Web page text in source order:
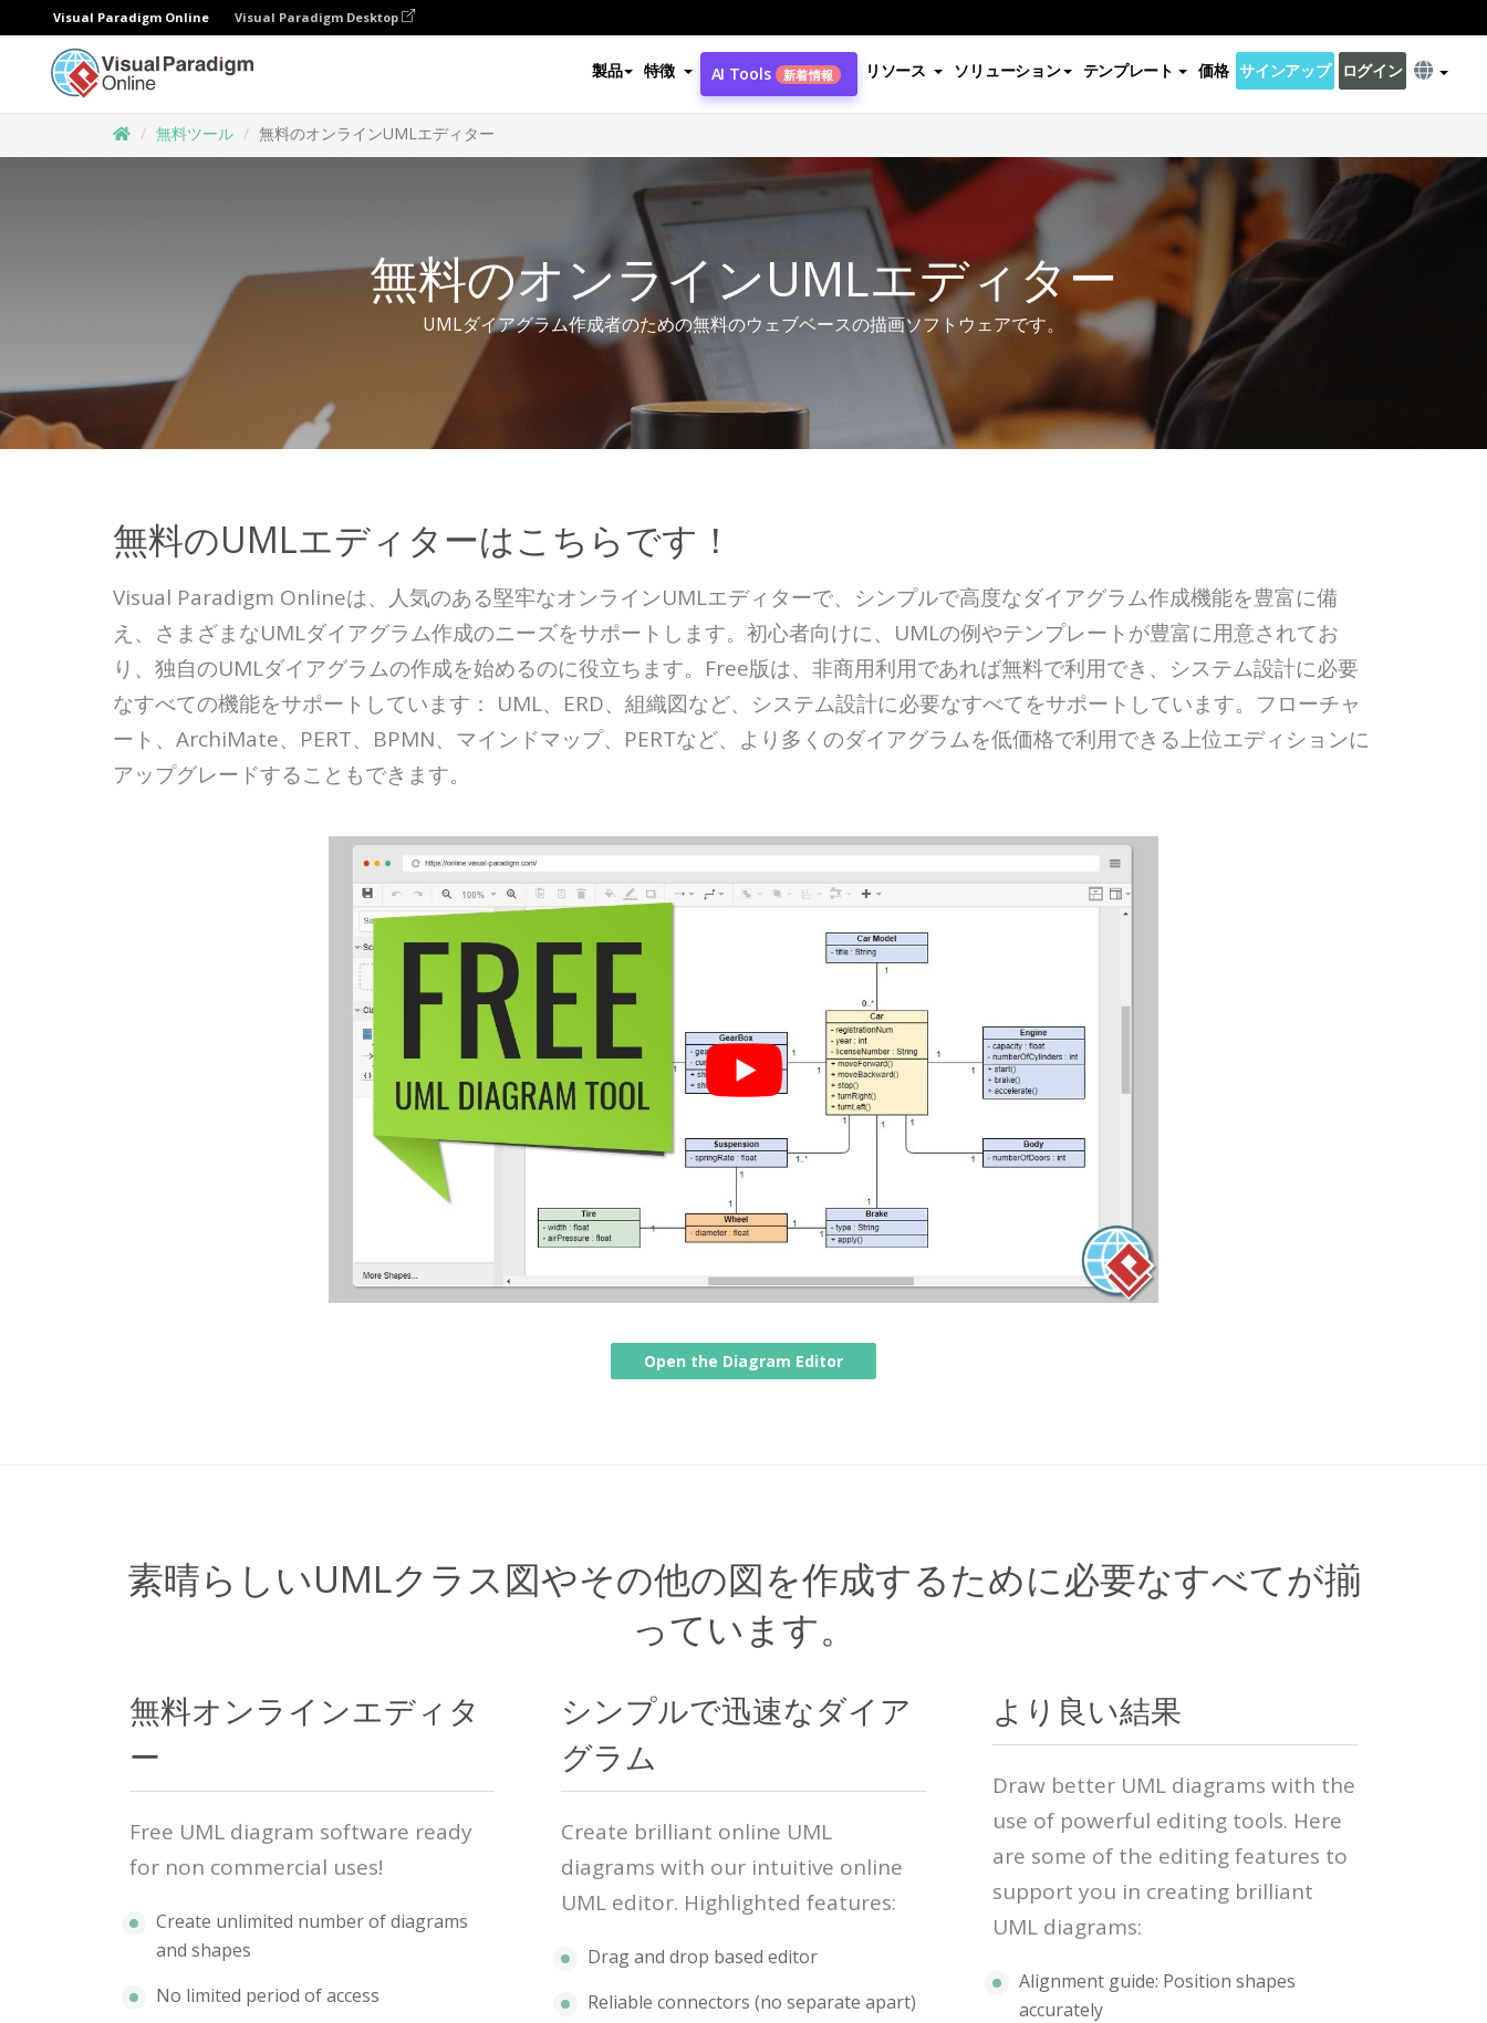
Visual Paradigm Online Visual Paradigm Desktop
製品 特徴 AI Tools 新着情報 リソース ソリューション テンプレート 価格 サインアップ ログイン
無料ツール 無料のオンラインUMLエディター
無料のオンラインUMLエディター
UMLダイアグラム作成者のための無料のウェブベースの描画ソフトウェアです。
無料のUMLエディターはこちらです！
Visual Paradigm Onlineは、人気のある堅牢なオンラインUMLエディターで、シンプルで高度なダイアグラム作成機能を豊富に備
え、さまざまなUMLダイアグラム作成のニーズをサポートします。初心者向けに、UMLの例やテンプレートが豊富に用意されてお
り、独自のUMLダイアグラムの作成を始めるのに役立ちます。Free版は、非商用利用であれば無料で利用でき、システム設計に必要
なすべての機能をサポートしています： UML、ERD、組織図など、システム設計に必要なすべてをサポートしています。フローチャ
ート、ArchiMate、PERT、BPMN、マインドマップ、PERTなど、より多くのダイアグラムを低価格で利用できる上位エディションに
アップグレードすることもできます。
Open the Diagram Editor
素晴らしいUMLクラス図やその他の図を作成するために必要なすべてが揃
っています。
無料オンラインエディタ
ー
Free UML diagram software ready
for non commercial uses!
Create unlimited number of diagrams
and shapes
No limited period of access
シンプルで迅速なダイア
グラム
Create brilliant online UML
diagrams with our intuitive online
UML editor. Highlighted features:
Drag and drop based editor
Reliable connectors (no separate apart)
より良い結果
Draw better UML diagrams with the
use of powerful editing tools. Here
are some of the editing features to
support you in creating brilliant
UML diagrams:
Alignment guide: Position shapes
accurately